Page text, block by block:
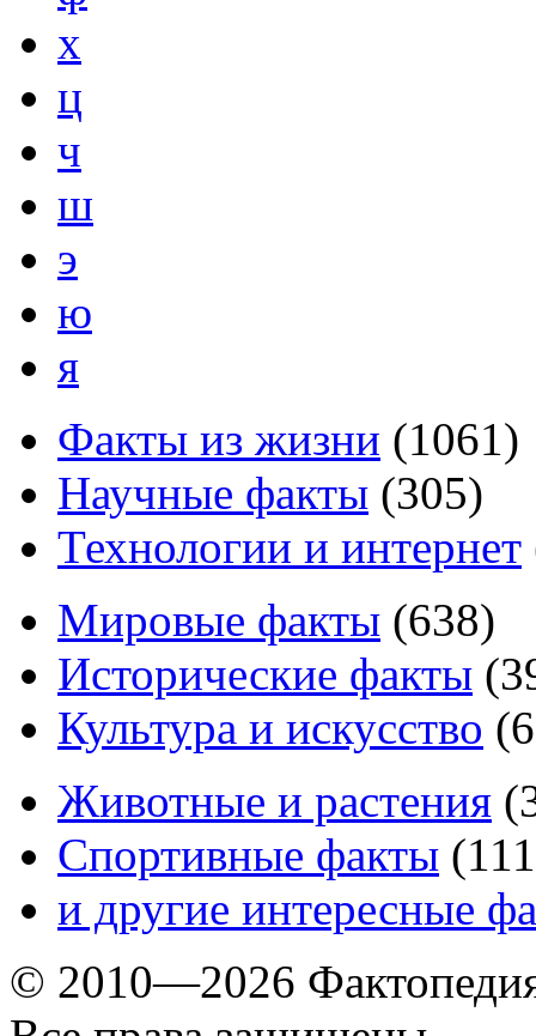
х
ц
ч
ш
э
ю
я
Факты из жизни (1061)
Научные факты (305)
Технологии и интернет
Мировые факты (638)
Исторические факты (
Культура и искусство (
Животные и растения (
Спортивные факты (111
и другие интересные
© 2010—2026